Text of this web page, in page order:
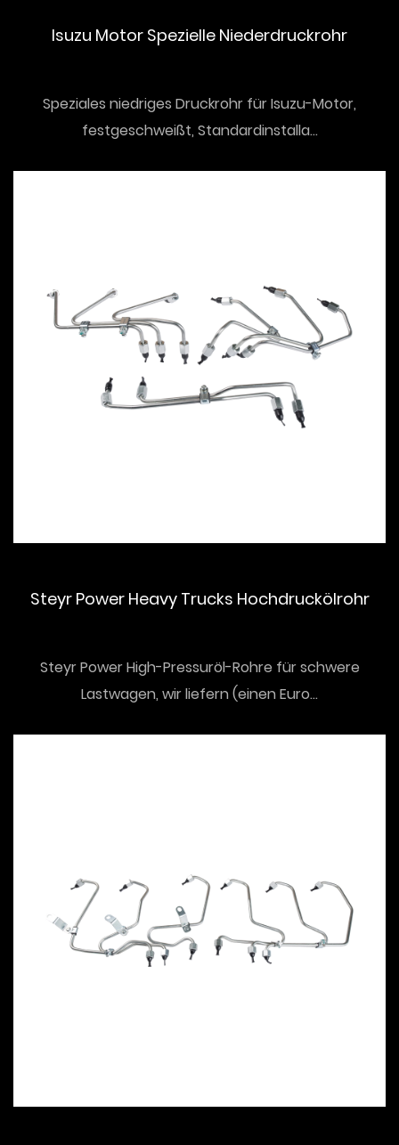
Isuzu Motor Spezielle Niederdruckrohr
Speziales niedriges Druckrohr für Isuzu-Motor,
festgeschweißt, Standardinstalla...
Steyr Power Heavy Trucks Hochdruckölrohr
Steyr Power High-Pressuröl-Rohre für schwere
Lastwagen, wir liefern (einen Euro...